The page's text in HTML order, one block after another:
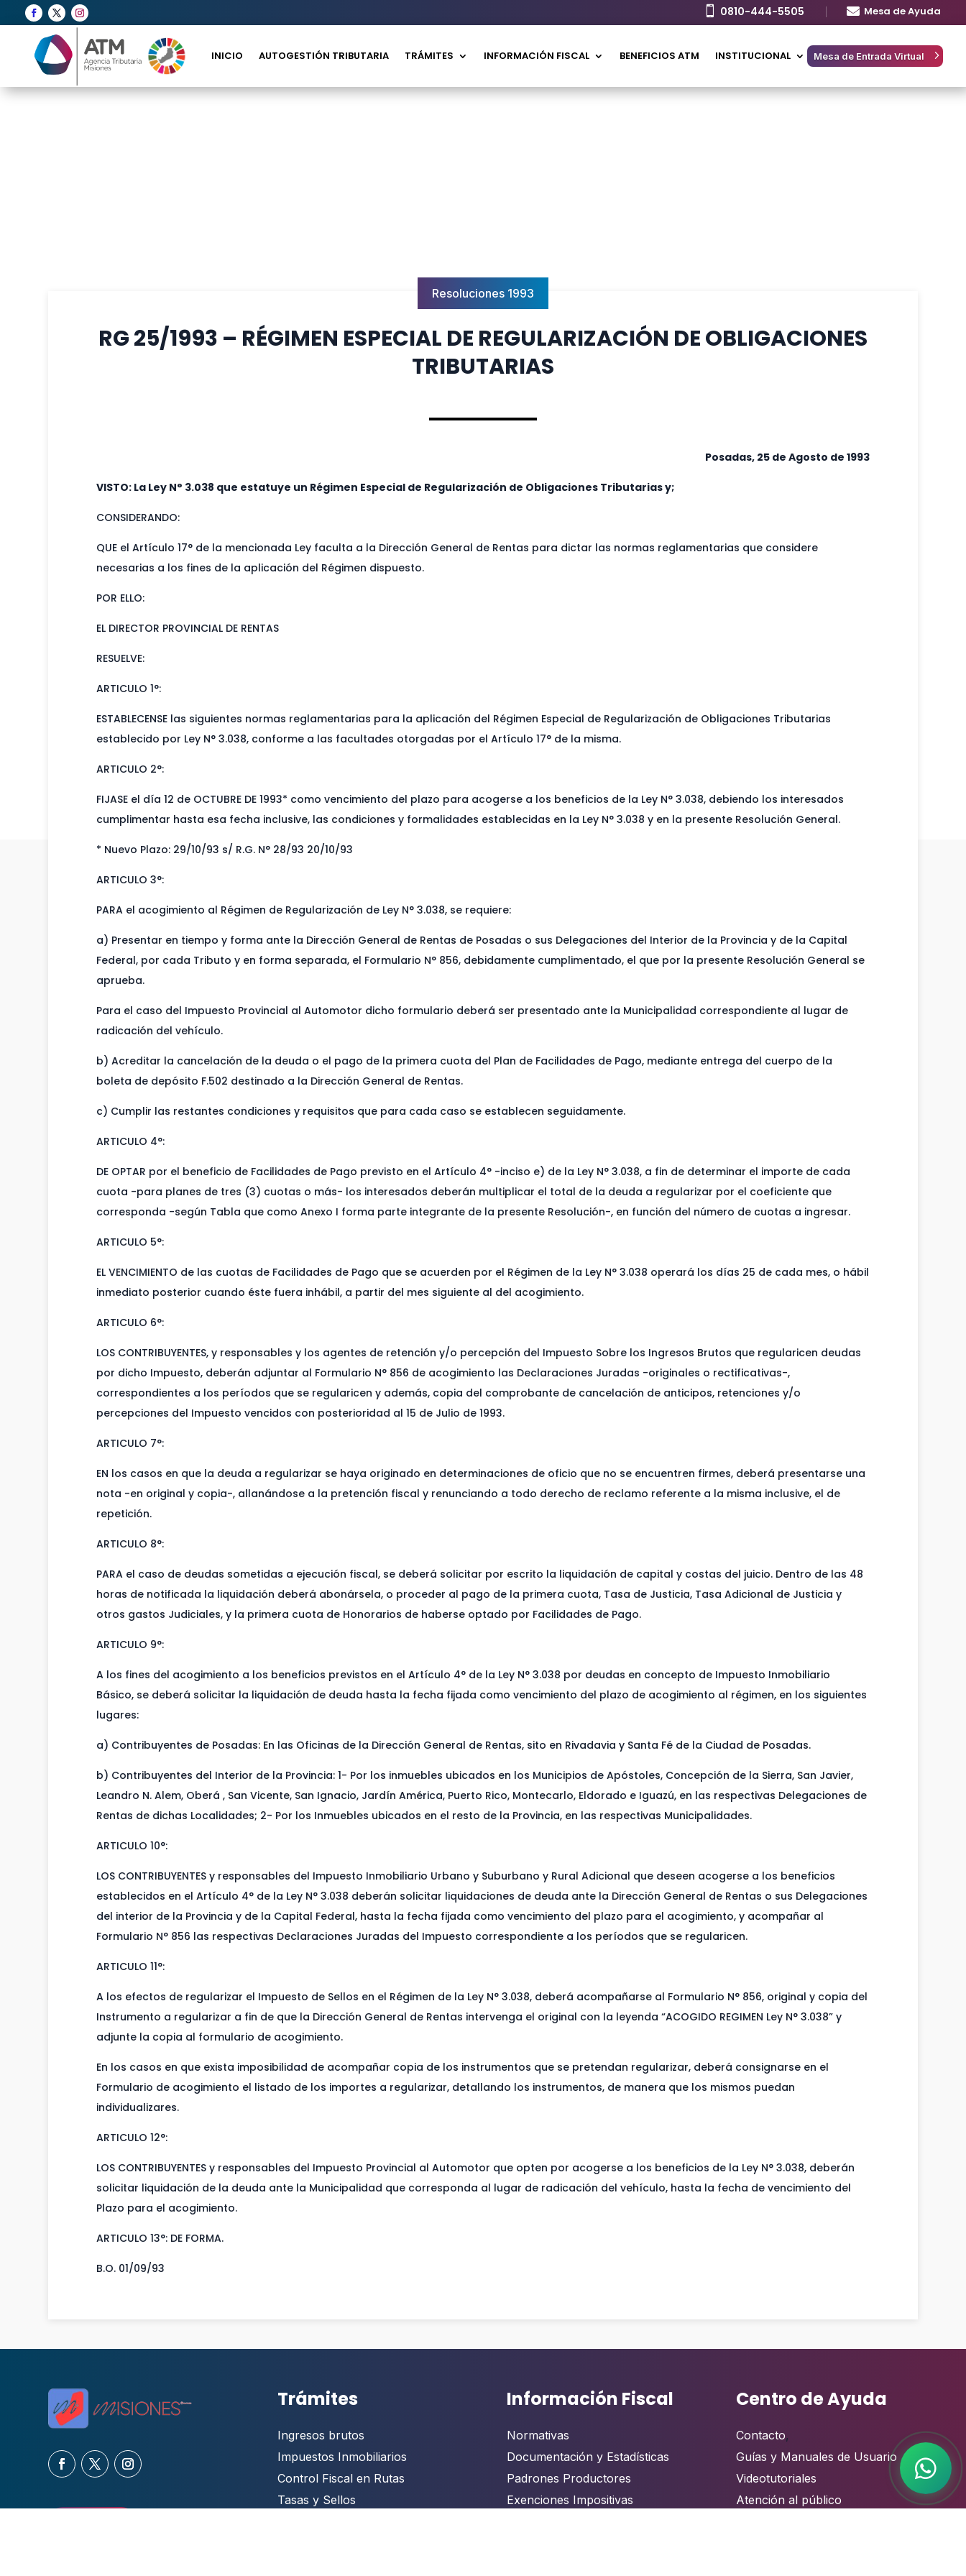
 0810-444-5505  Mesa de Ayuda
INICIO AUTOGESTIÓN TRIBUTARIA TRÁMITES INFORMACIÓN FISCAL BENEFICIOS ATM INSTITUCIONAL Mesa de Entrada Virtual
Resoluciones 1993
RG 25/1993 – RÉGIMEN ESPECIAL DE REGULARIZACIÓN DE OBLIGACIONES
TRIBUTARIAS
Posadas, 25 de Agosto de 1993
VISTO: La Ley N° 3.038 que estatuye un Régimen Especial de Regularización de Obligaciones Tributarias y;
CONSIDERANDO:
QUE el Artículo 17° de la mencionada Ley faculta a la Dirección General de Rentas para dictar las normas reglamentarias que considere
necesarias a los fines de la aplicación del Régimen dispuesto.
POR ELLO:
EL DIRECTOR PROVINCIAL DE RENTAS
RESUELVE:
ARTICULO 1°:
ESTABLECENSE las siguientes normas reglamentarias para la aplicación del Régimen Especial de Regularización de Obligaciones Tributarias
establecido por Ley N° 3.038, conforme a las facultades otorgadas por el Artículo 17° de la misma.
ARTICULO 2°:
FIJASE el día 12 de OCTUBRE DE 1993* como vencimiento del plazo para acogerse a los beneficios de la Ley N° 3.038, debiendo los interesados
cumplimentar hasta esa fecha inclusive, las condiciones y formalidades establecidas en la Ley N° 3.038 y en la presente Resolución General.
* Nuevo Plazo: 29/10/93 s/ R.G. N° 28/93 20/10/93
ARTICULO 3°:
PARA el acogimiento al Régimen de Regularización de Ley N° 3.038, se requiere:
a) Presentar en tiempo y forma ante la Dirección General de Rentas de Posadas o sus Delegaciones del Interior de la Provincia y de la Capital
Federal, por cada Tributo y en forma separada, el Formulario N° 856, debidamente cumplimentado, el que por la presente Resolución General se
aprueba.
Para el caso del Impuesto Provincial al Automotor dicho formulario deberá ser presentado ante la Municipalidad correspondiente al lugar de
radicación del vehículo.
b) Acreditar la cancelación de la deuda o el pago de la primera cuota del Plan de Facilidades de Pago, mediante entrega del cuerpo de la
boleta de depósito F.502 destinado a la Dirección General de Rentas.
c) Cumplir las restantes condiciones y requisitos que para cada caso se establecen seguidamente.
ARTICULO 4°:
DE OPTAR por el beneficio de Facilidades de Pago previsto en el Artículo 4° -inciso e) de la Ley N° 3.038, a fin de determinar el importe de cada
cuota -para planes de tres (3) cuotas o más- los interesados deberán multiplicar el total de la deuda a regularizar por el coeficiente que
corresponda -según Tabla que como Anexo I forma parte integrante de la presente Resolución-, en función del número de cuotas a ingresar.
ARTICULO 5°:
EL VENCIMIENTO de las cuotas de Facilidades de Pago que se acuerden por el Régimen de la Ley N° 3.038 operará los días 25 de cada mes, o hábil
inmediato posterior cuando éste fuera inhábil, a partir del mes siguiente al del acogimiento.
ARTICULO 6°:
LOS CONTRIBUYENTES, y responsables y los agentes de retención y/o percepción del Impuesto Sobre los Ingresos Brutos que regularicen deudas
por dicho Impuesto, deberán adjuntar al Formulario N° 856 de acogimiento las Declaraciones Juradas -originales o rectificativas-,
correspondientes a los períodos que se regularicen y además, copia del comprobante de cancelación de anticipos, retenciones y/o
percepciones del Impuesto vencidos con posterioridad al 15 de Julio de 1993.
ARTICULO 7°:
EN los casos en que la deuda a regularizar se haya originado en determinaciones de oficio que no se encuentren firmes, deberá presentarse una
nota -en original y copia-, allanándose a la pretención fiscal y renunciando a todo derecho de reclamo referente a la misma inclusive, el de
repetición.
ARTICULO 8°:
PARA el caso de deudas sometidas a ejecución fiscal, se deberá solicitar por escrito la liquidación de capital y costas del juicio. Dentro de las 48
horas de notificada la liquidación deberá abonársela, o proceder al pago de la primera cuota, Tasa de Justicia, Tasa Adicional de Justicia y
otros gastos Judiciales, y la primera cuota de Honorarios de haberse optado por Facilidades de Pago.
ARTICULO 9°:
A los fines del acogimiento a los beneficios previstos en el Artículo 4° de la Ley N° 3.038 por deudas en concepto de Impuesto Inmobiliario
Básico, se deberá solicitar la liquidación de deuda hasta la fecha fijada como vencimiento del plazo de acogimiento al régimen, en los siguientes
lugares:
a) Contribuyentes de Posadas: En las Oficinas de la Dirección General de Rentas, sito en Rivadavia y Santa Fé de la Ciudad de Posadas.
b) Contribuyentes del Interior de la Provincia: 1- Por los inmuebles ubicados en los Municipios de Apóstoles, Concepción de la Sierra, San Javier,
Leandro N. Alem, Oberá , San Vicente, San Ignacio, Jardín América, Puerto Rico, Montecarlo, Eldorado e Iguazú, en las respectivas Delegaciones de
Rentas de dichas Localidades; 2- Por los Inmuebles ubicados en el resto de la Provincia, en las respectivas Municipalidades.
ARTICULO 10°:
LOS CONTRIBUYENTES y responsables del Impuesto Inmobiliario Urbano y Suburbano y Rural Adicional que deseen acogerse a los beneficios
establecidos en el Artículo 4° de la Ley N° 3.038 deberán solicitar liquidaciones de deuda ante la Dirección General de Rentas o sus Delegaciones
del interior de la Provincia y de la Capital Federal, hasta la fecha fijada como vencimiento del plazo para el acogimiento, y acompañar al
Formulario N° 856 las respectivas Declaraciones Juradas del Impuesto correspondiente a los períodos que se regularicen.
ARTICULO 11°:
A los efectos de regularizar el Impuesto de Sellos en el Régimen de la Ley N° 3.038, deberá acompañarse al Formulario N° 856, original y copia del
Instrumento a regularizar a fin de que la Dirección General de Rentas intervenga el original con la leyenda “ACOGIDO REGIMEN Ley N° 3.038” y
adjunte la copia al formulario de acogimiento.
En los casos en que exista imposibilidad de acompañar copia de los instrumentos que se pretendan regularizar, deberá consignarse en el
Formulario de acogimiento el listado de los importes a regularizar, detallando los instrumentos, de manera que los mismos puedan
individualizares.
ARTICULO 12°:
LOS CONTRIBUYENTES y responsables del Impuesto Provincial al Automotor que opten por acogerse a los beneficios de la Ley N° 3.038, deberán
solicitar liquidación de la deuda ante la Municipalidad que corresponda al lugar de radicación del vehículo, hasta la fecha de vencimiento del
Plazo para el acogimiento.
ARTICULO 13°: DE FORMA.
B.O. 01/09/93
Trámites
Ingresos brutos
Impuestos Inmobiliarios
Control Fiscal en Rutas
Tasas y Sellos
Información Fiscal
Normativas
Documentación y Estadísticas
Padrones Productores
Exenciones Impositivas
Centro de Ayuda
Contacto,
Guías y Manuales de Usuario
Videotutoriales
Atención al público